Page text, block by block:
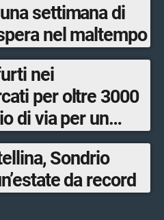
settimana di
nel maltempo
nei
per oltre 3000
di via per un
Sondrio
da record